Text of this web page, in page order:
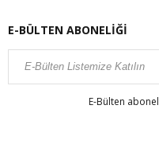
E-BÜLTEN ABONELİĞİ
E-Bülten